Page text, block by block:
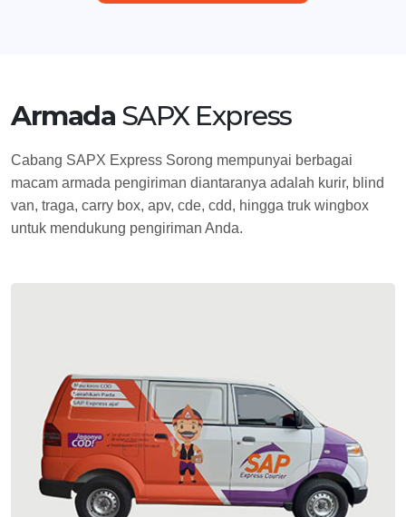
Armada SAPX Express
Cabang SAPX Express Sorong mempunyai berbagai
macam armada pengiriman diantaranya adalah kurir, blind
van, traga, carry box, apv, cde, cdd, hingga truk wingbox
untuk mendukung pengiriman Anda.